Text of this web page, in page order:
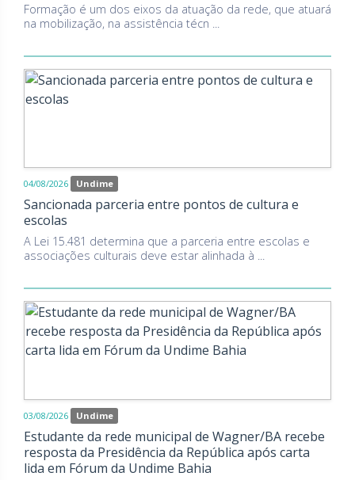
Formação é um dos eixos da atuação da rede, que atuará
na mobilização, na assistência técn ...
04/08/2026 Undime
Sancionada parceria entre pontos de cultura e
escolas
A Lei 15.481 determina que a parceria entre escolas e
associações culturais deve estar alinhada à ...
03/08/2026 Undime
Estudante da rede municipal de Wagner/BA recebe
resposta da Presidência da República após carta
lida em Fórum da Undime Bahia